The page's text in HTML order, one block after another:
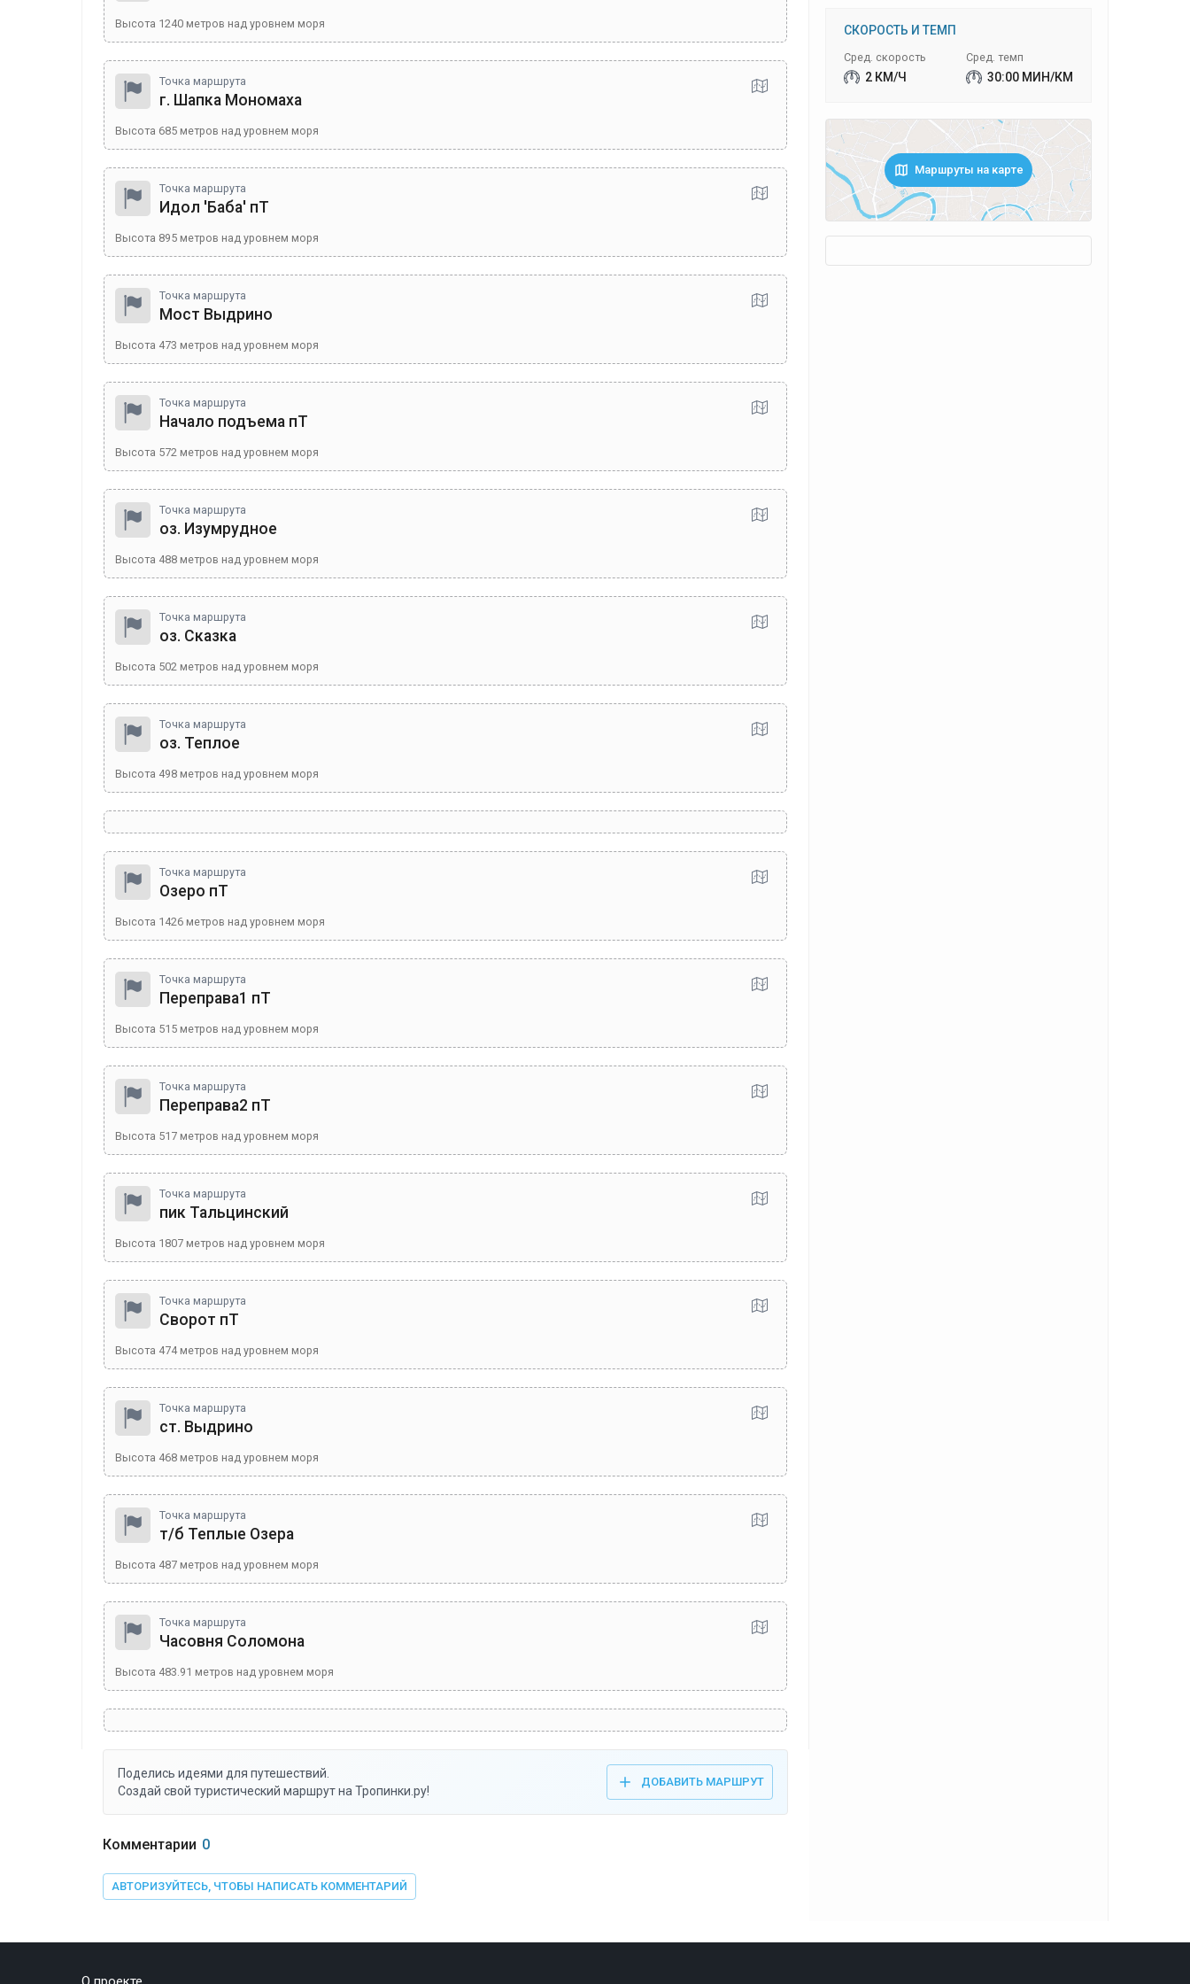
Высота 1240 метров над уровнем моря
Точка маршрута
г. Шапка Мономаха
Высота 685 метров над уровнем моря
Точка маршрута
Идол 'Баба' пТ
Высота 895 метров над уровнем моря
Точка маршрута
Мост Выдрино
Высота 473 метров над уровнем моря
Точка маршрута
Начало подъема пТ
Высота 572 метров над уровнем моря
Точка маршрута
оз. Изумрудное
Высота 488 метров над уровнем моря
Точка маршрута
оз. Сказка
Высота 502 метров над уровнем моря
Точка маршрута
оз. Теплое
Высота 498 метров над уровнем моря
Точка маршрута
Озеро пТ
Высота 1426 метров над уровнем моря
Точка маршрута
Переправа1 пТ
Высота 515 метров над уровнем моря
Точка маршрута
Переправа2 пТ
Высота 517 метров над уровнем моря
Точка маршрута
пик Тальцинский
Высота 1807 метров над уровнем моря
Точка маршрута
Сворот пТ
Высота 474метров над уровнем моря
Точка маршрута
ст. Выдрино
Высота 468 метров над уровнем моря
Точка маршрута
т/б Теплые Озера
Высота 487 метров над уровнем моря
Точка маршрута
Часовня Соломона
Высота 483.91 метров над уровнем моря
Поделись идеями для путешествий.
Создай свой туристический маршрут на Тропинки.ру!
ДОБАВИТЬ МАРШРУТ
Комментарии 0
АВТОРИЗУЙТЕСЬ, ЧТОБЫ НАПИСАТЬ КОММЕНТАРИЙ
СКОРОСТЬ И ТЕМП
Сред. скорость
2 КМ/Ч
Сред. темп
30:00 МИН/КМ
Маршруты на карте